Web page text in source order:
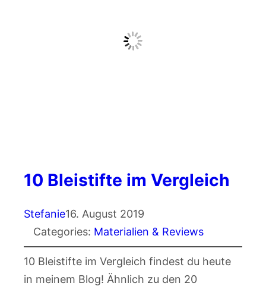
10 Bleistifte im Vergleich
Stefanie16. August 2019
Categories: Materialien & Reviews
10 Bleistifte im Vergleich findest du heute
in meinem Blog! Ähnlich zu den 20